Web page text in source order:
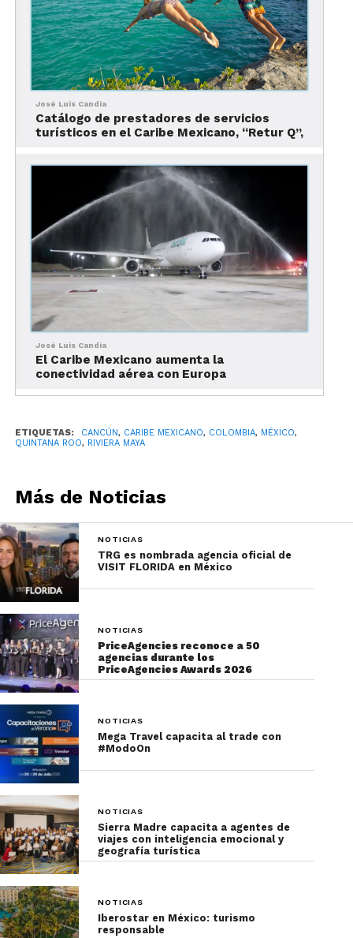
José Luis Candia
Catálogo de prestadores de servicios
turísticos en el Caribe Mexicano, “Retur Q”,
José Luis Candia
El Caribe Mexicano aumenta la
conectividad aérea con Europa
ETIQUETAS: CANCÚN, CARIBE MEXICANO, COLOMBIA, MÉXICO,
QUINTANA ROO, RIVIERA MAYA
Más de Noticias
NOTICIAS
TRG es nombrada agencia oficial de
VISIT FLORIDA en México
NOTICIAS
PriceAgencies reconoce a 50
agencias durante los
PriceAgencies Awards 2026
NOTICIAS
Mega Travel capacita al trade con
#ModoOn
NOTICIAS
Sierra Madre capacita a agentes de
viajes con inteligencia emocional y
geografía turística
NOTICIAS
Iberostar en México: turismo
responsable